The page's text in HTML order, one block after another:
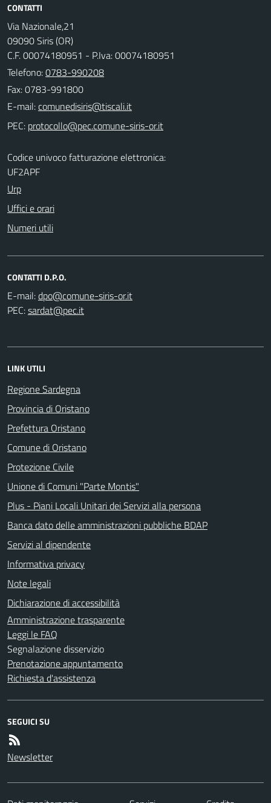
CONTATTI
Via Nazionale,21
09090 Siris (OR)
C.F. 00074180951 - P.Iva: 00074180951
Telefono:0783-990208
Fax: 0783-991800
E-mail:
PEC:
Codice univoco fatturazione elettronica:
UF2APF
Urp
Uffici e orari
Numeri utili
CONTATTI D.P.O.
E-mail:
PEC:
LINK UTILI
Regione Sardegna
Provincia di Oristano
Prefettura Oristano
Comune di Oristano
Protezione Civile
Unione di Comuni "Parte Montis"
Plus - Piani Locali Unitari dei Servizi alla persona
Banca dato delle amministrazioni pubbliche BDAP
Servizi al dipendente
Informativa privacy
Note legali
Dichiarazione di accessibilità
Amministrazione trasparente
Leggi le FAQ
Segnalazione disservizio
Prenotazione appuntamento
Richiesta d'assistenza
SEGUICI SU
Newsletter